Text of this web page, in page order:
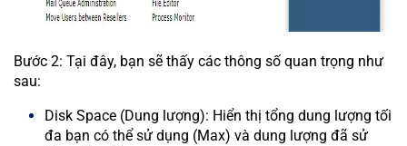
Bước 2: Tại đây, bạn sẽ thấy các thông số quan trọng như
sau:
Disk Space (Dung lượng): Hiển thị tổng dung lượng tối
đa bạn có thể sử dụng (Max) và dung lượng đã sử